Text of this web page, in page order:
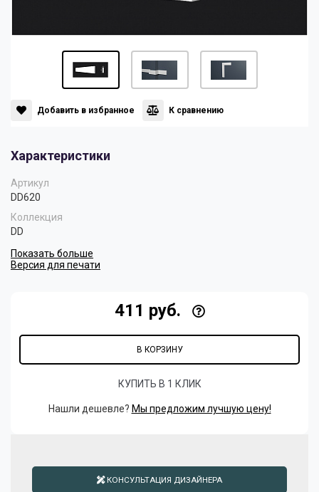
Пилястры
Плинтусы
Скрытое освещение
Нео Классика
Султан
Хай Тек
Цветные плинтусы
Добавить в избранное К сравнению
Характеристики
Артикул
DD620
Коллекция
DD
Показать больше
Версия для печати
411 руб.
В КОРЗИНУ
КУПИТЬ В 1 КЛИК
Нашли дешевле? Мы предложим лучшую цену!
КОНСУЛЬТАЦИЯ ДИЗАЙНЕРА